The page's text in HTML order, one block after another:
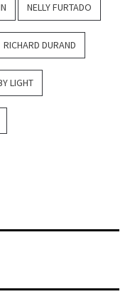
NELLY FURTADO
RICHARD DURAND
LIGHT